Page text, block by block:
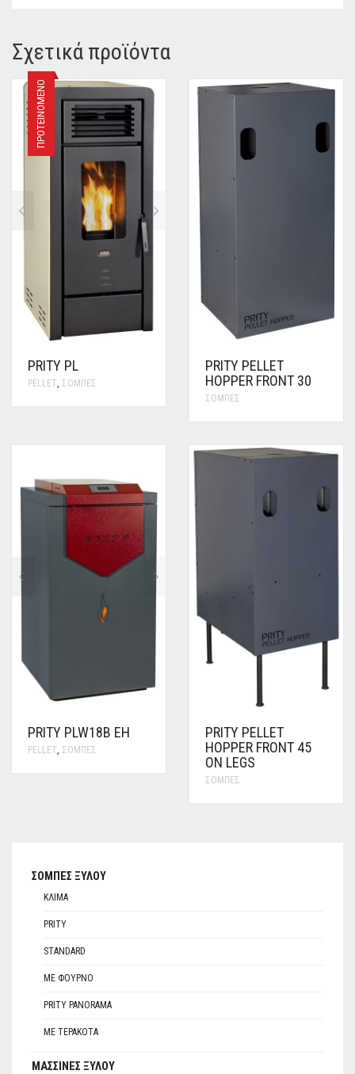
Σχετικά προϊόντα
ΠΡΟΤΕΙΝΌΜΕΝΟ
PRITY PL
PELLET, ΣΌΜΠΕΣ
PRITY PELLET
HOPPER FRONT 30
ΣΌΜΠΕΣ
PRITY PLW18B EH
PELLET ΣΌΜΠΕΣ
PRITY PELLET
HOPPER FRONT 45
ON LEGS
ΣΌΜΠΕΣ
ΣΌΜΠΕΣ ΞΎΛΟΥ
ΚΛΊΜΑ
PRITY
STANDARD
ΜΕ ΦΟΎΡΝΟ
PRITY PANORAMA
ΜΕ ΤΕΡΑΚΌΤΑ
ΜΑΣΣΊΝΕΣ ΞΎΛΟΥ